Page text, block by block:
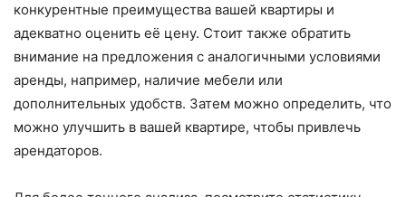
конкурентные преимущества вашей квартиры и
адекватно оценить её цену. Стоит также обратить
внимание на предложения с аналогичными условиями
аренды, например, наличие мебели или
дополнительных удобств. Затем можно определить, что
можно улучшить в вашей квартире, чтобы привлечь
арендаторов.